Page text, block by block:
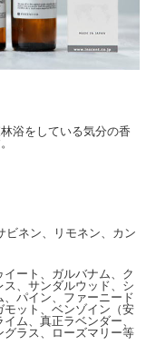
浴をしている気分の香
ビネン、リモネン、カン
ート、ガルバナム、ク
、サンダルウッド、シ
パイン、ファーニード
モット、ベンゾイン（安
ム、真正ラベンダー、
グラス、ローズマリー等